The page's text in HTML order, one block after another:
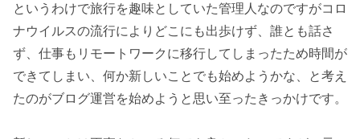
というわけで旅行を趣味としていた管理人なのですがコロ
ナウイルスの流行によりどこにも出歩けず、誰とも話さ
ず、仕事もリモートワークに移行してしまったため時間が
できてしまい、何か新しいことでも始めようかな、と考え
たのがブログ運営を始めようと思い至ったきっかけです。